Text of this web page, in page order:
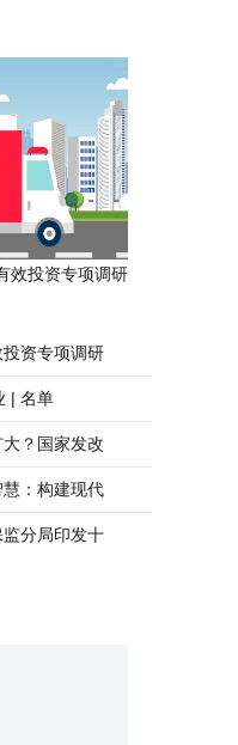
效投资专项调研
资专项调研
| 名单
？国家发改
：构建现代
分局印发十